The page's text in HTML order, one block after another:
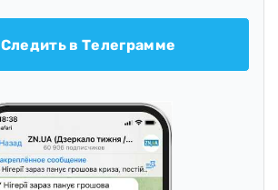
Следить в Телеграмме